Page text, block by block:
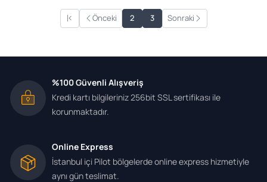
Önceki 2 3 Sonraki
%100 Güvenli Alışveriş
Kredi kartı bilgileriniz 256bit SSL sertifikası ile
korunmaktadır.
Online Express
İstanbul içi Pilot bölgelerde online express hizmetiyle
aynı gün teslimat.